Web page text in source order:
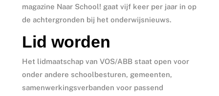
magazine Naar School! gaat vijf keer per jaar in op
de achtergronden bij het onderwijsnieuws.
Lid worden
Het lidmaatschap van VOS/ABB staat open voor
onder andere schoolbesturen, gemeenten,
samenwerkingsverbanden voor passend